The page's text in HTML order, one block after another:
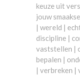
keuze uit
jouw
| wereld |
discipline |
vaststellen |
bepalen |
| verbreken |